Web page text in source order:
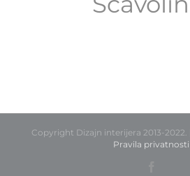
Copyright Dizajn interijera 2013-2022. |
Pravila privatnosti